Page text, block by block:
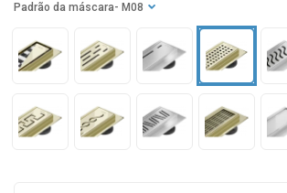
Padrão da máscara - M08